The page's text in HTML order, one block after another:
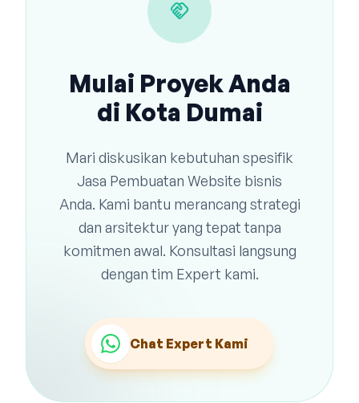
handshake
Mulai Proyek Anda
di Kota Dumai
Mari diskusikan kebutuhan spesifik
Jasa Pembuatan Website bisnis
Anda. Kami bantu merancang strategi
dan arsitektur yang tepat tanpa
komitmen awal. Konsultasi langsung
dengan tim Expert kami.
Chat Expert Kami